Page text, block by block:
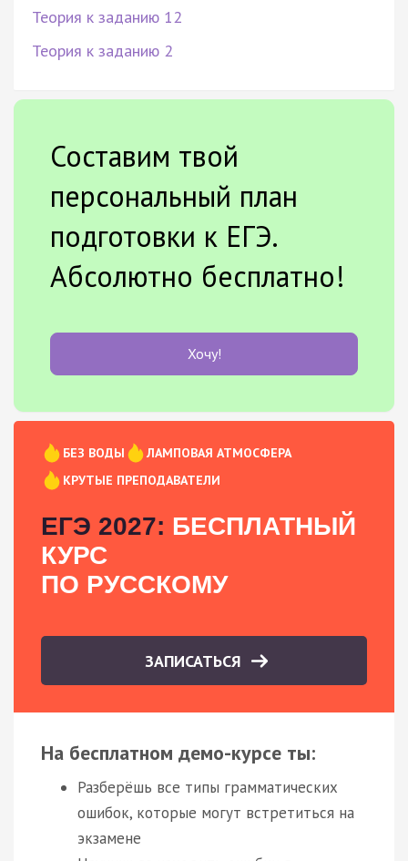
Теория к заданию 12
Теория к заданию 2
Составим твой
персональный план
подготовки к ЕГЭ.
Абсолютно бесплатно!
Хочу!
БЕЗ ВОДЫ
ЛАМПОВАЯ АТМОСФЕРА
КРУТЫЕ ПРЕПОДАВАТЕЛИ
ЕГЭ 2027: БЕСПЛАТНЫЙ
КУРС
ПО РУССКОМУ
ЗАПИСАТЬСЯ
На бесплатном демо-курсе ты:
Разберёшь все типы грамматических
ошибок, которые могут встретиться на
экзамене